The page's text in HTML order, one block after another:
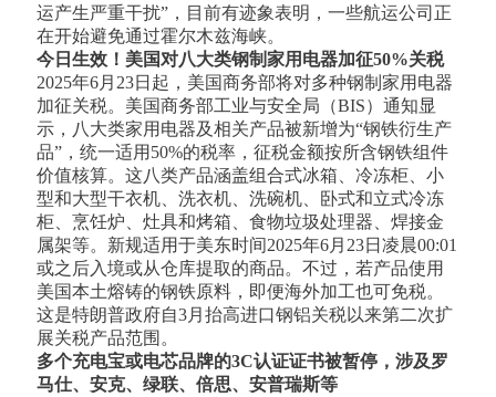
运产生严重干扰”，目前有迹象表明，一些航运公司正
在开始避免通过霍尔木兹海峡。
今日生效！美国对八大类钢制家用电器加征50%关税
2025年6月23日起，美国商务部将对多种钢制家用电器
加征关税。美国商务部工业与安全局（BIS）通知显
示，八大类家用电器及相关产品被新增为“钢铁衍生产
品”，统一适用50%的税率，征税金额按所含钢铁组件
价值核算。这八类产品涵盖组合式冰箱、冷冻柜、小
型和大型干衣机、洗衣机、洗碗机、卧式和立式冷冻
柜、烹饪炉、灶具和烤箱、食物垃圾处理器、焊接金
属架等。新规适用于美东时间2025年6月23日凌晨00:01
或之后入境或从仓库提取的商品。不过，若产品使用
美国本土熔铸的钢铁原料，即便海外加工也可免税。
这是特朗普政府自3月抬高进口钢铝关税以来第二次扩
展关税产品范围。
多个充电宝或电芯品牌的3C认证证书被暂停，涉及罗
马仕、安克、绿联、倍思、安普瑞斯等